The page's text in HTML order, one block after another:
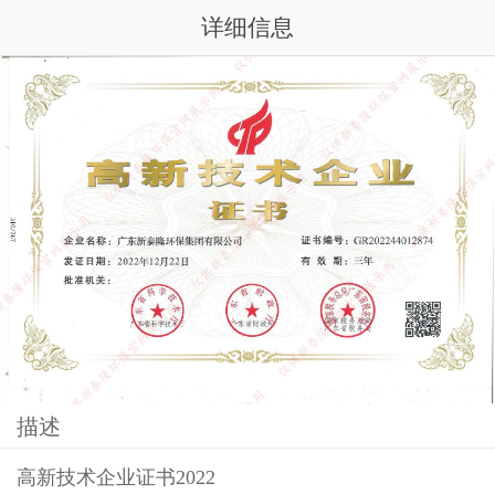
详细信息
描述
高新技术企业证书2022